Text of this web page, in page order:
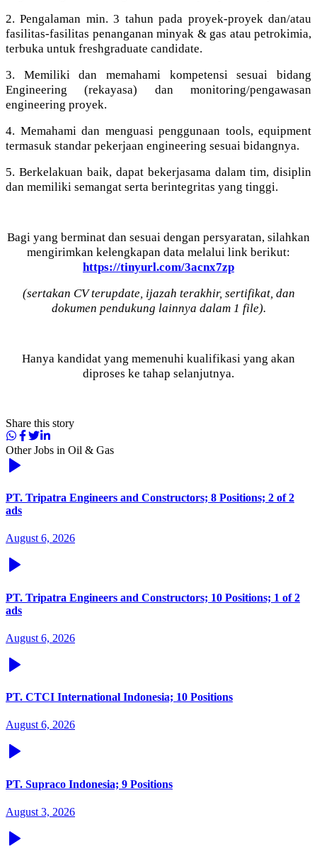
2. Pengalaman min. 3 tahun pada proyek-proyek dan/atau
fasilitas-fasilitas penanganan minyak & gas atau petrokimia,
terbuka untuk freshgraduate candidate.
3. Memiliki dan memahami kompetensi sesuai bidang
Engineering (rekayasa) dan monitoring/pengawasan
engineering proyek.
4. Memahami dan menguasi penggunaan tools, equipment
termasuk standar pekerjaan engineering sesuai bidangnya.
5. Berkelakuan baik, dapat bekerjasama dalam tim, disiplin
dan memiliki semangat serta berintegritas yang tinggi.
Bagi yang berminat dan sesuai dengan persyaratan, silahkan
mengirimkan kelengkapan data melalui link berikut:
https://tinyurl.com/3acnx7zp
(sertakan CV terupdate, ijazah terakhir, sertifikat, dan
dokumen pendukung lainnya dalam 1 file).
Hanya kandidat yang memenuhi kualifikasi yang akan
diproses ke tahap selanjutnya.
Share this story
Other Jobs in Oil & Gas
PT. Tripatra Engineers and Constructors; 8 Positions; 2 of 2
ads
August 6, 2026
PT. Tripatra Engineers and Constructors; 10 Positions; 1 of 2
ads
August 6, 2026
PT. CTCI International Indonesia; 10 Positions
August 6, 2026
PT. Supraco Indonesia; 9 Positions
August 3, 2026